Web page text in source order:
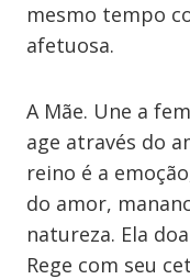
mesmo tempo
afetuosa.
A Mãe. Une a
age através do
reino é a
do amor,
natureza. Ela
Rege com seu